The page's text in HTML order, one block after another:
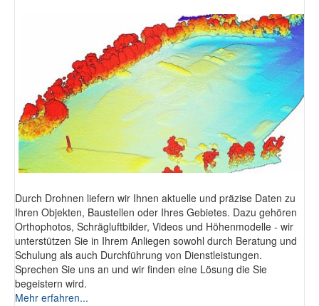
Durch Drohnen liefern wir Ihnen aktuelle und präzise Daten zu
Ihren Objekten, Baustellen oder Ihres Gebietes. Dazu gehören
Orthophotos, Schrägluftbilder, Videos und Höhenmodelle - wir
unterstützen Sie in Ihrem Anliegen sowohl durch Beratung und
Schulung als auch Durchführung von Dienstleistungen.
Sprechen Sie uns an und wir finden eine Lösung die Sie
begeistern wird.
Mehr erfahren...